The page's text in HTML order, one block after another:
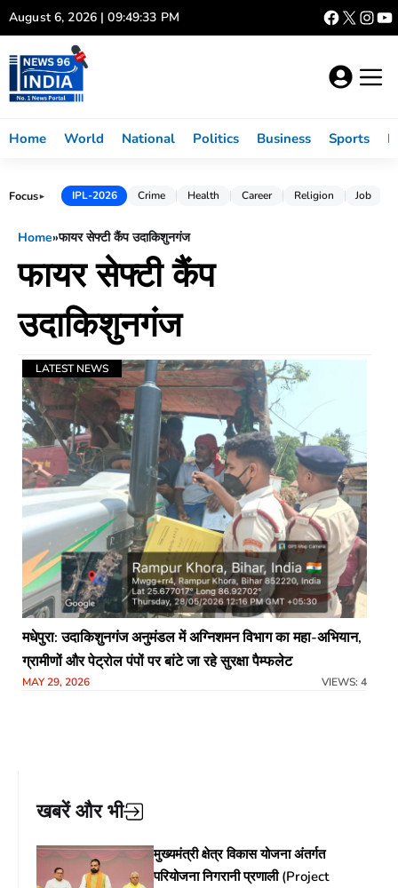
Skip
to
content
August 6, 2026 | 09:49:33 PM
Home World National Politics Business Sports
Focus► IPL-2026 Crime Health Career Religion Job
Home»फायर सेफ्टी कैंप उदाकिशुनगंज
फायर सेफ्टी कैंप
उदाकिशुनगंज
LATEST NEWS
मधेपुरा: उदाकिशुनगंज अनुमंडल में अग्निशमन विभाग का महा-अभियान,
ग्रामीणों और पेट्रोल पंपों पर बांटे जा रहे सुरक्षा पैम्फलेट
MAY 29, 2026 VIEWS: 4
खबरें और भी
मुख्यमंत्री क्षेत्र विकास योजना अंतर्गत
परियोजना निगरानी प्रणाली (Project